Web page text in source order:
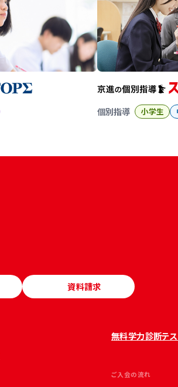
個別指導 小学生
資料請求
無料学力診断テス
ご入会の流れ